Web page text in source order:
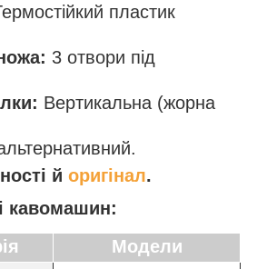
пластик
3 отвори під
Вертикальна (жорна
й оригінал.
кавомашин:
Модели